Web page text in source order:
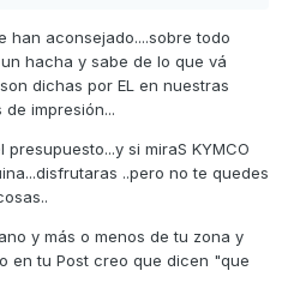
han aconsejado....sobre todo
hacha y sabe de lo que vá
dichas por EL en nuestras
impresión...
si miraS KYMCO
..pero no te quedes
y más o menos de tu zona y
en tu Post creo que dicen "que